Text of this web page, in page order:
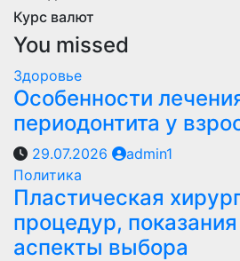
Курс валют
You missed
Здоровье
Особенности
периодонтита у
29.07.2026
admin1
Политика
Пластическая
процедур,
аспекты выбора